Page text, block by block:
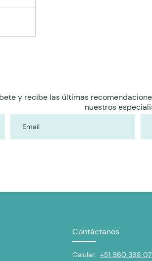
escaras
paciente
deja de
días, hacia
y recibe las últimas
nuestros
Contáctanos
Celular: +51 960 398